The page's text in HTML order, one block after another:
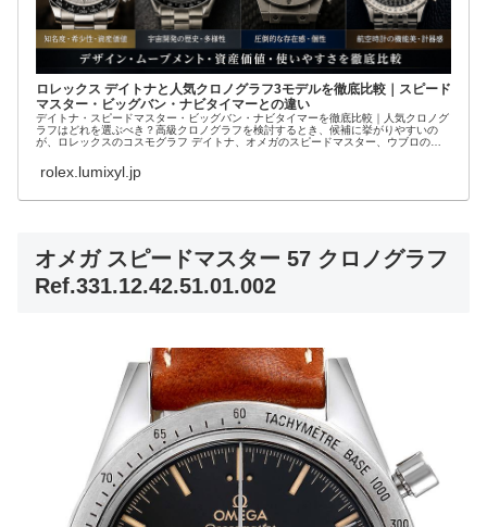
ロレックス デイトナと人気クロノグラフ3モデルを徹底比較｜スピード
マスター・ビッグバン・ナビタイマーとの違い
デイトナ・スピードマスター・ビッグバン・ナビタイマーを徹底比較｜人気クロノグ
ラフはどれを選ぶべき？高級クロノグラフを検討するとき、候補に挙がりやすいの
が、ロレックスのコスモグラフ デイトナ、オメガのスピードマスター、ウブロのビ
rolex.lumixyl.jp
オメガ スピードマスター 57 クロノグラフ
Ref.331.12.42.51.01.002